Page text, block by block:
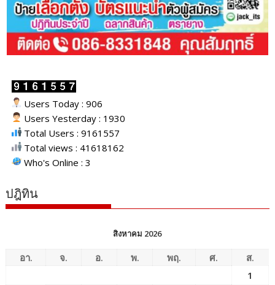
Users Today : 906
Users Yesterday : 1930
Total Users : 9161557
Total views : 41618162
Who's Online : 3
ปฎิทิน
สิงหาคม 2026
อา. จ. อ. พ. พฤ. ศ.
ส.
1